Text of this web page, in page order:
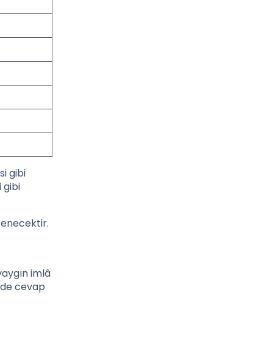
gibi
gibi
imlâ
cevap